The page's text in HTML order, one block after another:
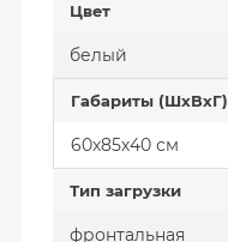
Цвет
белый
Габариты (ШхВхГ)
60х85х40 см
Тип загрузки
фронтальная